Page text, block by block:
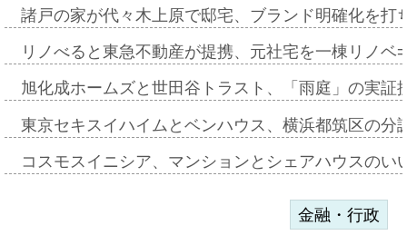
諸戸の家が代々木上原で邸宅、ブランド明確化を
リノべると東急不動産が提携、元社宅を一棟リノ
旭化成ホームズと世田谷トラスト、「雨庭」の実
東京セキスイハイムとベンハウス、横浜都筑区の
コスモスイニシア、マンションとシェアハウスの
金融・行政